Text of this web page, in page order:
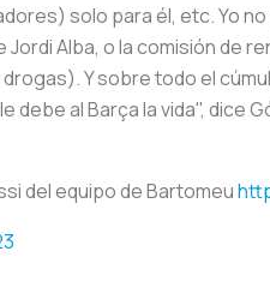
solo para él, etc. Yo
Alba, o la comisión de
Y sobre todo el
al Barça la vida", dice
del equipo de Bartomeu